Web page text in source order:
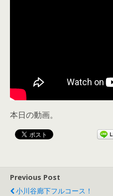
本日の動画。
Previous Post
小川谷廊下フルコース！